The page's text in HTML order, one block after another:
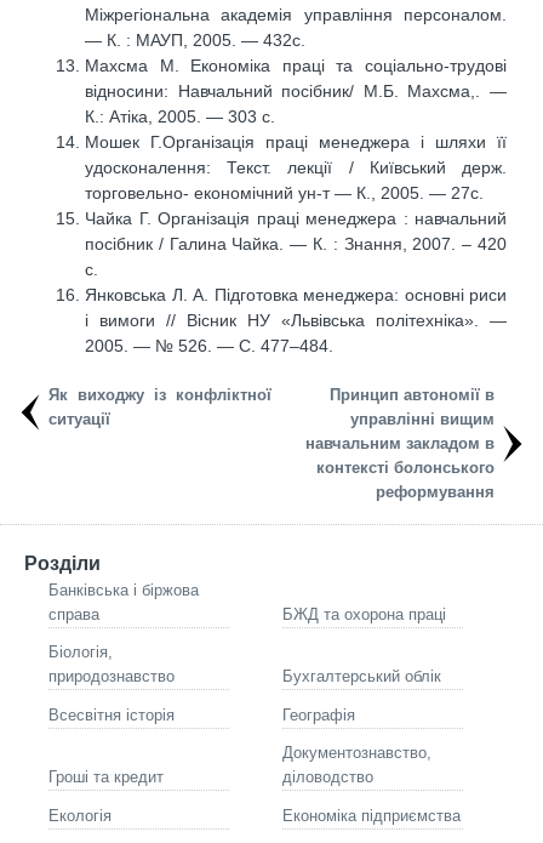
Міжрегіональна академія управління персоналом.
— К. : МАУП, 2005. — 432с.
Махсма М. Економіка праці та соціально-трудові
відносини: Навчальний посібник/ М.Б. Махсма,. —
К.: Атіка, 2005. — 303 с.
Мошек Г.Організація праці менеджера і шляхи її
удосконалення: Текст. лекції / Київський держ.
торговельно- економічний ун-т — К., 2005. — 27с.
Чайка Г. Організація праці менеджера : навчальний
посібник / Галина Чайка. — К. : Знання, 2007. – 420
с.
Янковська Л. А. Підготовка менеджера: основні риси
і вимоги // Вісник НУ «Львівська політехніка». —
2005. — № 526. — С. 477–484.
Як виходжу із конфліктної
ситуації
Принцип автономії в
управлінні вищим
навчальним закладом в
контексті болонського
реформування
Розділи
Банківська і біржова
справа
БЖД та охорона праці
Біологія,
природознавство
Бухгалтерський облік
Всесвітня історія Географія
Гроші та кредит
Документознавство,
діловодство
Екологія Економіка підприємства